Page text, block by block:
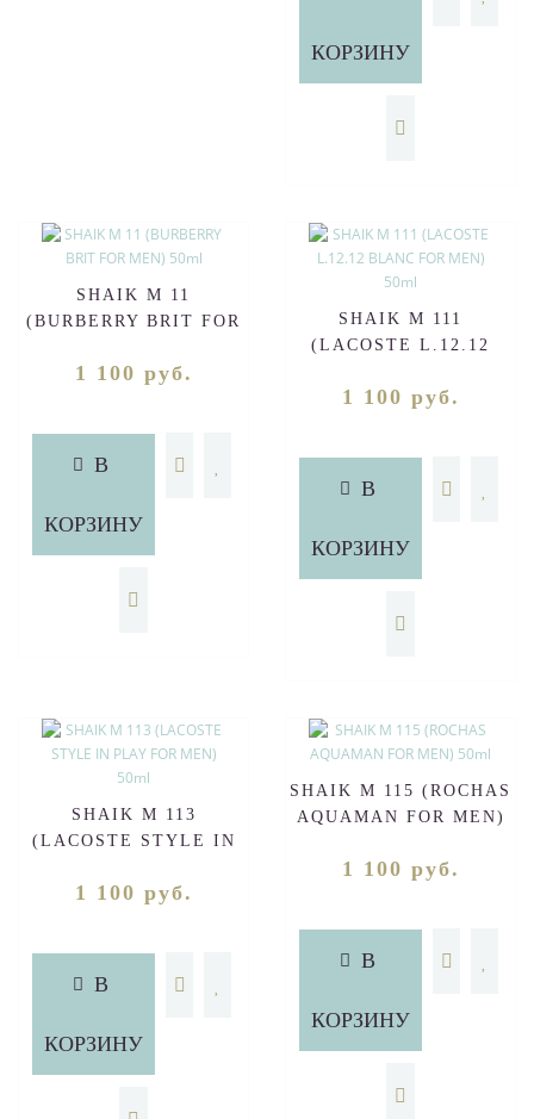
КОРЗИНУ
SHAIK M 11
(BURBERRY BRIT FOR
1 100 руб.
В
КОРЗИНУ
SHAIK M 111
(LACOSTE L.12.12
1 100 руб.
В
КОРЗИНУ
SHAIK M 113
(LACOSTE STYLE IN
1 100 руб.
В
КОРЗИНУ
SHAIK M 115 (ROCHAS
AQUAMAN FOR MEN)
1 100 руб.
В
КОРЗИНУ